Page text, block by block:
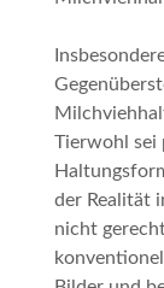
Tierwohl sei
der Realität
nicht